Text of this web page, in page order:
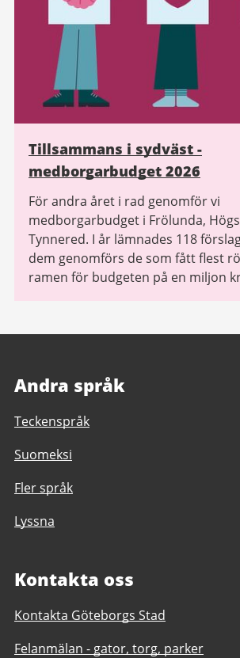
Tillsammans i sydväst -
medborgarbudget 2026
För andra året i rad genomför vi
medborgarbudget i Frölunda,
Tynnered. I år lämnades 118
dem genomförs de som fått flest
ramen för budgeten på en miljon
Andra språk
Teckenspråk
Suomeksi
Fler språk
Lyssna
Kontakta oss
Kontakta Göteborgs Stad
Felanmälan - gator, torg, parker